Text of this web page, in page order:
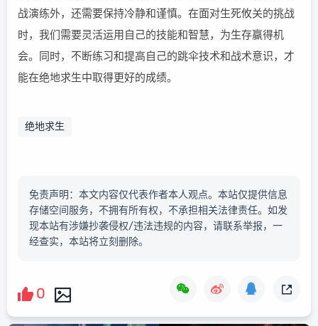
战演练外，还需要保持冷静和谨慎。在面对生死攸关的挑战
时，我们需要灵活运用自己的技能和智慧，为生存赢得机
会。同时，不断练习和提高自己的跳伞技术和战术意识，才
能在绝地求生中取得更好的成绩。
绝地求生
免责声明：本文内容仅代表作者本人观点。本站仅提供信息
存储空间服务，不拥有所有权，不承担相关法律责任。如发
现本站有涉嫌抄袭侵权/违法违规的内容，请联系举报，一
经查实，本站将立刻删除。
0